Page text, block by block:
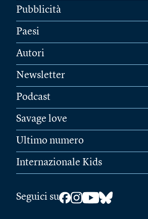
Pubblicità
Paesi
Autori
Newsletter
Podcast
Savage love
Ultimo numero
Internazionale Kids
Seguici su